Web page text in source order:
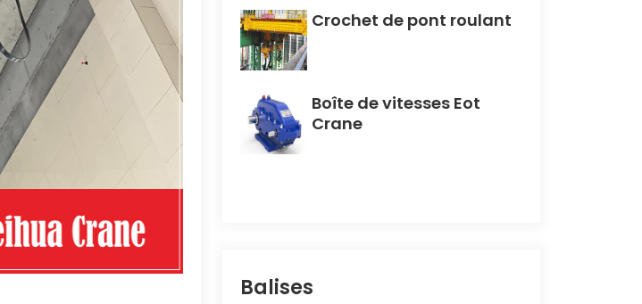
Crochet de pont roulant
Boîte de vitesses Eot
Crane
Balises